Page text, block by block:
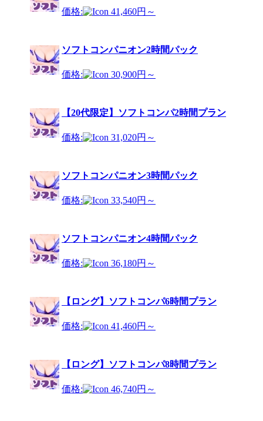
価格: 41,460円～
ソフトコンパニオン2時間パック
価格: 30,900円～
【20代限定】ソフトコンパ2時間プラン
価格: 31,020円～
ソフトコンパニオン3時間パック
価格: 33,540円～
ソフトコンパニオン4時間パック
価格: 36,180円～
【ロング】ソフトコンパ6時間プラン
価格: 41,460円～
【ロング】ソフトコンパ8時間プラン
価格: 46,740円～